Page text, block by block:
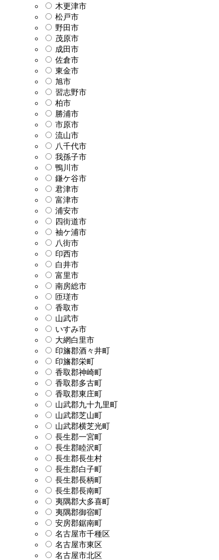
木更津市
松戸市
野田市
茂原市
成田市
佐倉市
東金市
旭市
習志野市
柏市
勝浦市
市原市
流山市
八千代市
我孫子市
鴨川市
鎌ケ谷市
君津市
富津市
浦安市
四街道市
袖ケ浦市
八街市
印西市
白井市
富里市
南房総市
匝瑳市
香取市
山武市
いすみ市
大網白里市
印旛郡酒々井町
印旛郡栄町
香取郡神崎町
香取郡多古町
香取郡東庄町
山武郡九十九里町
山武郡芝山町
山武郡横芝光町
長生郡一宮町
長生郡睦沢町
長生郡長生村
長生郡白子町
長生郡長柄町
長生郡長南町
夷隅郡大多喜町
夷隅郡御宿町
安房郡鋸南町
名古屋市千種区
名古屋市東区
名古屋市北区